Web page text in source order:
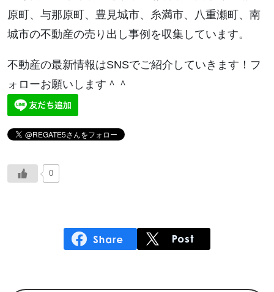
原町、与那原町、豊見城市、糸満市、八重瀬町、南
城市の不動産の売り出し事例を収集しています。
不動産の最新情報はSNSでご紹介していきます！フ
ォローお願いします＾＾
0